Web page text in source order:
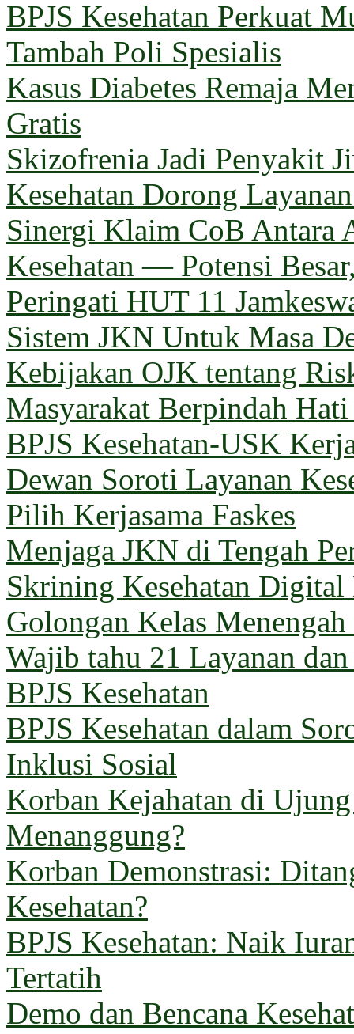
BPJS Kesehatan Perkuat
Tambah Poli Spesialis
Kasus Diabetes Remaja
Gratis
Skizofrenia Jadi Penyakit
Kesehatan Dorong
Sinergi Klaim CoB Antara
Kesehatan — Potensi
Peringati HUT 11
Sistem JKN Untuk Masa
Kebijakan OJK tentang
Masyarakat Berpindah
BPJS Kesehatan-USK
Dewan Soroti Layanan
Pilih Kerjasama Faskes
Menjaga JKN di Tengah
Skrining Kesehatan Digital
Golongan Kelas
Wajib tahu 21 Layanan
BPJS Kesehatan
BPJS Kesehatan dalam
Inklusi Sosial
Korban Kejahatan di
Menanggung?
Korban Demonstrasi:
Kesehatan?
BPJS Kesehatan: Naik
Tertatih
Demo dan Bencana